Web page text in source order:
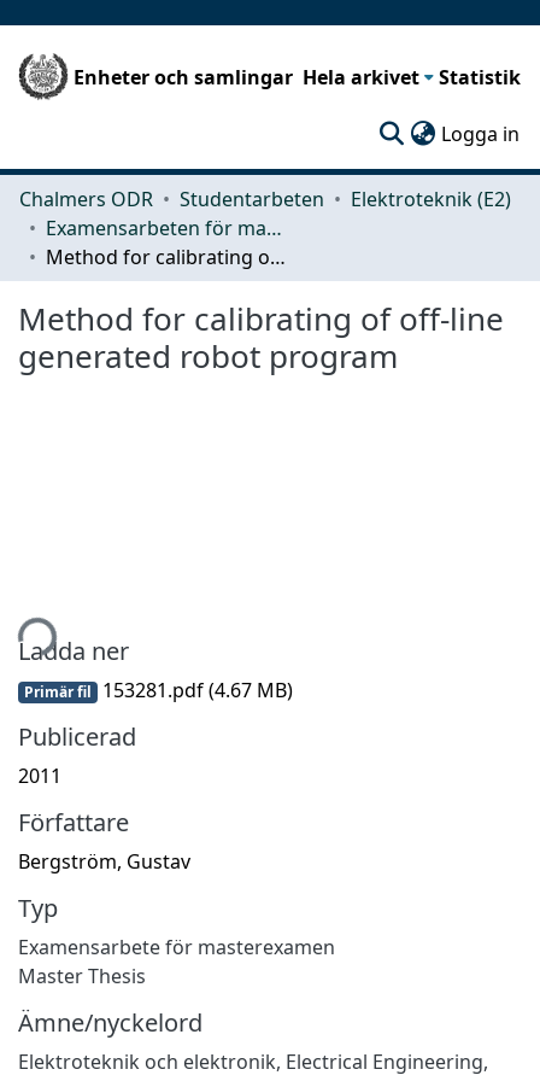
Enheter och samlingar Hela arkivet Statistik
Logga in
Chalmers ODR Studentarbeten
Elektroteknik (E2)
Examensarbeten för masterexamen
Method for calibrating of off-line generated robot program
Method for calibrating of off-line
generated robot program
Ladda ner
Primär fil 153281.pdf(4.67 MB)
Publicerad
2011
Författare
Bergström, Gustav
Typ
Examensarbete för masterexamen
Master Thesis
Ämne/nyckelord
Elektroteknik och elektronik, Electrical Engineering,